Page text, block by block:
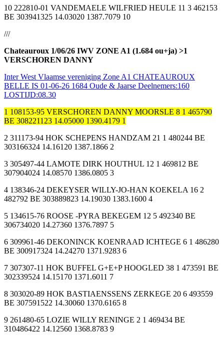
10 222810-01 VANDEMAELE WILFRIED HEULE 11 3 462153
BE 303941325 14.03020 1387.7079 10
///
Chateauroux 1/06/26 IWV ZONE A1 (1.684 ou+ja) >1
VERSCHOREN DANNY
Inter West Vlaamse vereniging Zone A1 CHATEAUROUX
BELLE IS 01-06-26 1684 Oude & Jaarse Deelnemers:160
LOSTIJD:08.30
1 108153-95 VERSCHOREN DANNY MOORSLE 8 1 465790
BE 308221123 14.05000 1390.4179 1
2 311173-94 HOK SCHEPENS HANDZAM 21 1 480244 BE
303166324 14.16120 1387.1866 2
3 305497-44 LAMOTE DIRK HOUTHUL 12 1 469812 BE
307904024 14.08570 1386.0805 3
4 138346-24 DEKEYSER WILLY-JO-HAN KOEKELA 16 2
482792 BE 303889823 14.19030 1383.1600 4
5 134615-76 ROOSE -PYRA BEKEGEM 12 5 492340 BE
306734020 14.27360 1376.7897 5
6 309961-46 DEKONINCK KOENRAAD ICHTEGE 6 1 486280
BE 300917324 14.24270 1371.9283 6
7 307307-11 HOK BUFFEL G+E+P HOOGLED 38 1 473591 BE
302339524 14.15170 1371.6011 7
8 303020-89 HOK BASTIAENSSENS ZERKEGE 20 6 493559
BE 307591522 14.30060 1370.6165 8
9 261480-65 LOZIE WILLY RENINGE 2 1 469434 BE
310486422 14.12560 1368.8783 9